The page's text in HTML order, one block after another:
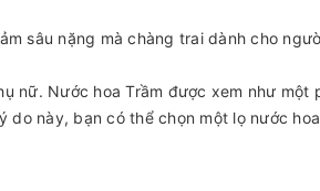
sâu nặng mà chàng trai dành cho
nữ. Nước hoa Trầm được xem như
do này, bạn có thể chọn một lọ nước